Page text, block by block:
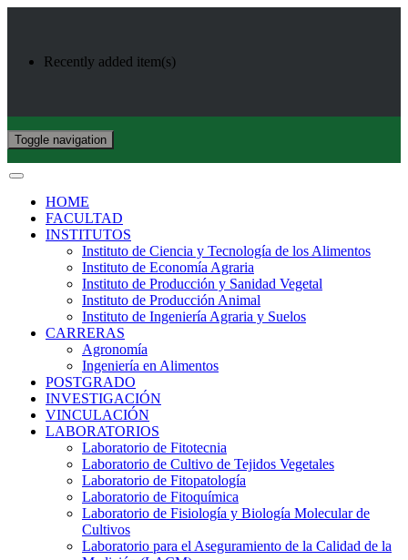
Recently added item(s)
Toggle navigation
HOME
FACULTAD
INSTITUTOS
Instituto de Ciencia y Tecnología de los Alimentos
Instituto de Economía Agraria
Instituto de Producción y Sanidad Vegetal
Instituto de Producción Animal
Instituto de Ingeniería Agraria y Suelos
CARRERAS
Agronomía
Ingeniería en Alimentos
POSTGRADO
INVESTIGACIÓN
VINCULACIÓN
LABORATORIOS
Laboratorio de Fitotecnia
Laboratorio de Cultivo de Tejidos Vegetales
Laboratorio de Fitopatología
Laboratorio de Fitoquímica
Laboratorio de Fisiología y Biología Molecular de
Cultivos
Laboratorio para el Aseguramiento de la Calidad de la